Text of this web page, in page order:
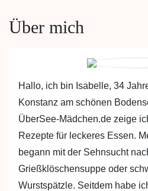
Über mich
Hallo, ich bin Isabelle, 34
Konstanz am schönen
ÜberSee-Mädchen.de zeige
Rezepte für leckeres Essen.
begann mit der Sehnsucht
Grießklöschensuppe oder
Wurstspätzle. Seitdem habe